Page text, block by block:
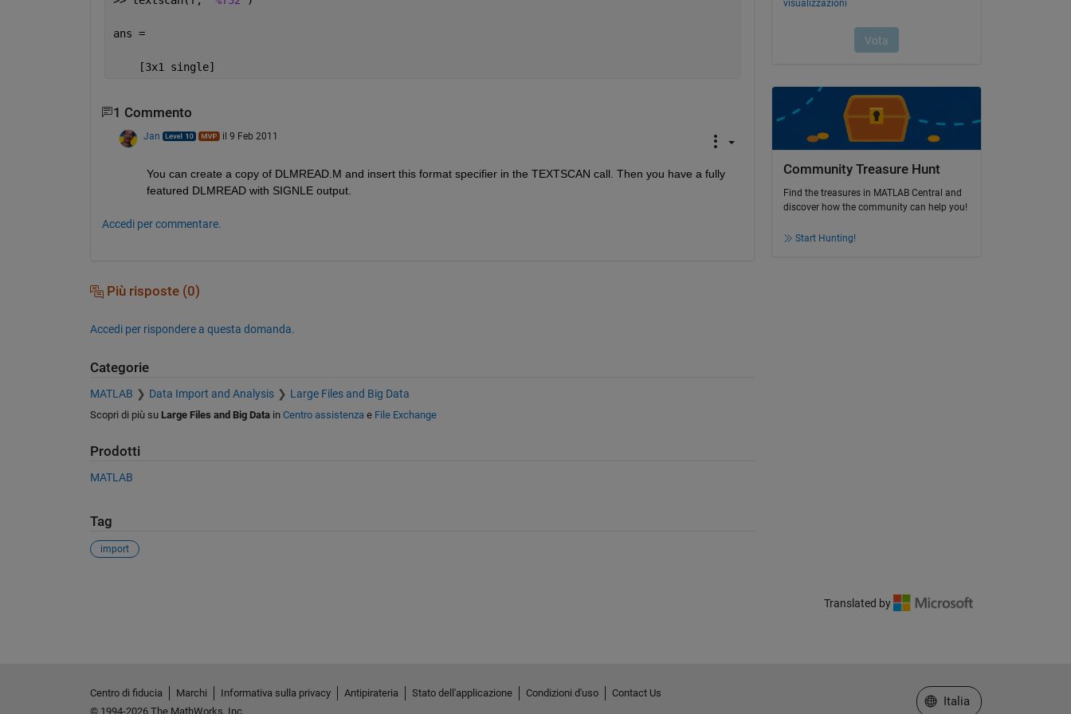
ans =
    [3x1 single]
1 Commento
Jan il 9 Feb 2011
You can create a copy of DLMREAD.M and insert this format specifier in the TEXTSCAN call. Then you have a fully
featured DLMREAD with SIGNLE output.
Accedi per commentare.
Più risposte (0)
Accedi per rispondere a questa domanda.
Categorie
MATLAB Data Import and Analysis Large Files and Big Data
Scopri di più su Large Files and Big Datain Centro assistenza e File Exchange
Prodotti
MATLAB
Tag
import
Community Treasure Hunt
Find the treasures in MATLAB Central and
discover how the community can help you!
Start Hunting!
Translated by
Centro di fiducia Marchi Informativa sulla privacy Antipirateria Stato dell'applicazione Condizioni d'uso
Contact Us
© 1994-2026 The MathWorks, Inc.
Seleziona un sito web
Italia